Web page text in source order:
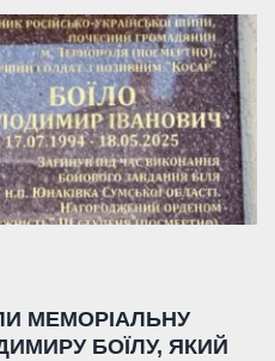
МЕМОРІАЛЬНУ
БОЇЛУ, ЯКИЙ